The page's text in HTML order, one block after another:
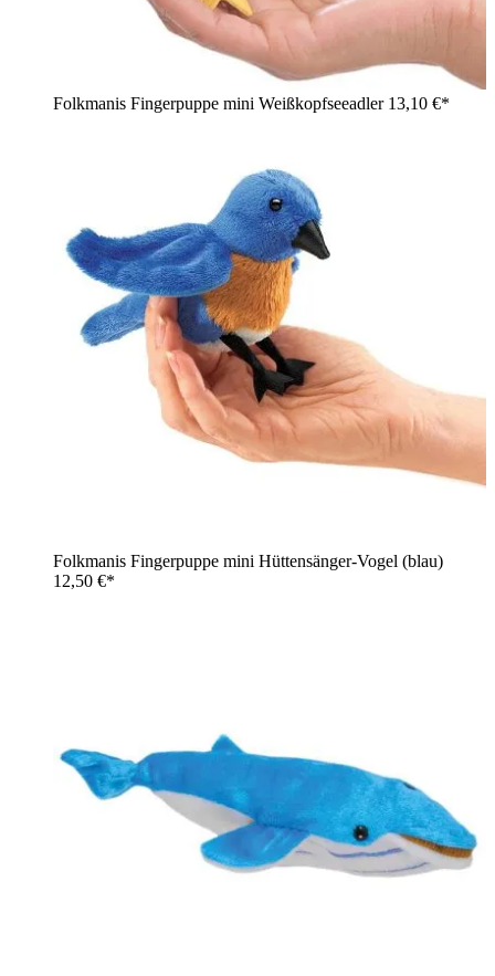
Folkmanis Fingerpuppe mini Weißkopfseeadler 13,10 €*
Folkmanis Fingerpuppe mini Hüttensänger-Vogel (blau)
12,50 €*